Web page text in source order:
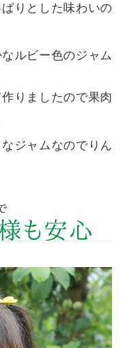
りとした味わいの
ルビー色のジャム
りましたので果肉
ジャムなのでりん